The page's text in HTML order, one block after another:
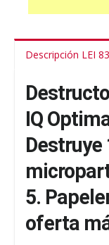
Descripción LEI
IQ
Destruye
5.
oferta